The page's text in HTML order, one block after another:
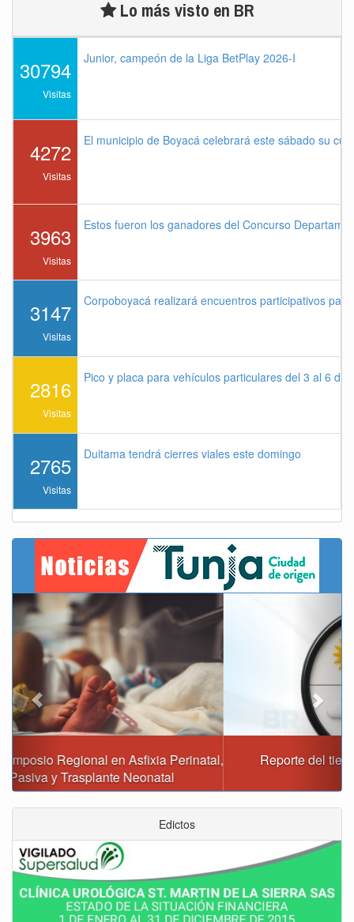
Lo más visto en BR
30794
Visitas
Junior, campeón de la Liga BetPlay 2026-I
4272
Visitas
El municipio de Boyacá celebrará este sábado su
3963
Visitas
Estos fueron los ganadores del Concurso
3147
Visitas
Corpoboyacá realizará encuentros participativos
2816
Visitas
Pico y placa para vehículos particulares del 3 al 6 de
2765
Visitas
Duitama tendrá cierres viales este domingo
Reporte del tiempo en Boyacá para el sábado
Previous
Edictos